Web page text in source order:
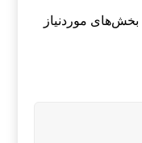
بخش‌های موردنیاز